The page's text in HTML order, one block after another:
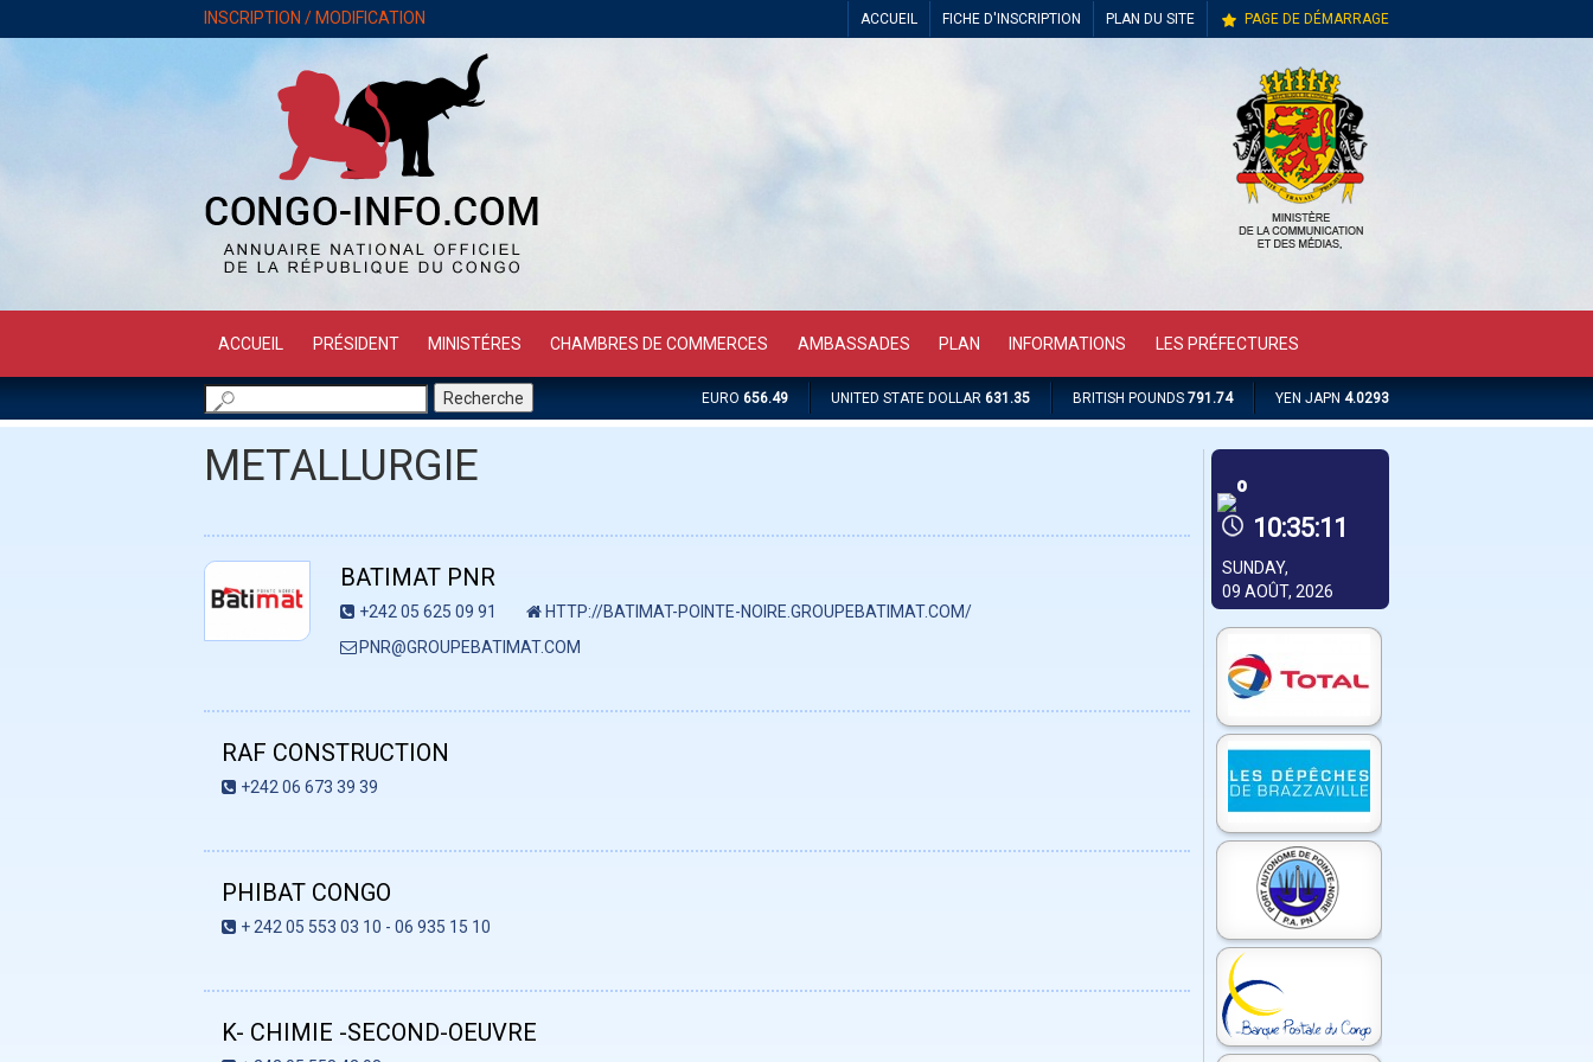
INSCRIPTION / MODIFICATION PAGE DE DÉMARRAGE
PLAN DU SITE
FICHE D'INSCRIPTION
ACCUEIL
ACCUEIL PRÉSIDENT MINISTÉRES CHAMBRES DE COMMERCES AMBASSADES PLAN INFORMATIONS LES PRÉFECTURES
YEN JAPN 4.0293
BRITISH POUNDS 791.74
UNITED STATE DOLLAR 631.35
EURO 656.49
METALLURGIE
BATIMAT PNR
+242 05 625 09 91
HTTP://BATIMAT-POINTE-NOIRE.GROUPEBATIMAT.COM/
PNR@GROUPEBATIMAT.COM
RAF CONSTRUCTION
+242 06 673 39 39
PHIBAT CONGO
+ 242 05 553 03 10 - 06 935 15 10
K- CHIMIE -SECOND-OEUVRE
º
10:35:11
SUNDAY,
09 AOÛT, 2026